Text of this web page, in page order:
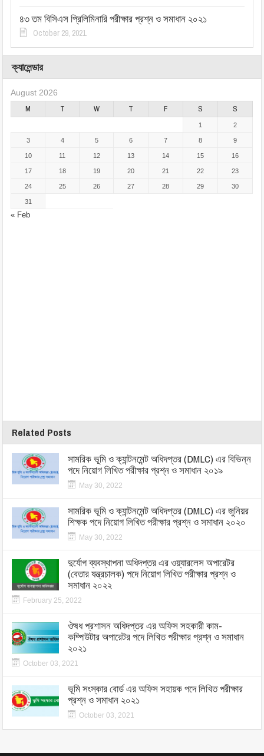
৪৩ তম বিসিএস প্রিলিমিনারি পরীক্ষার প্রশ্ন ও সমাধান ২০২১
October 29, 2021
ক্যালেন্ডার
August 2026
M T W T F S S
« Feb
1 2
3 4 5 6 7 8 9
10 11 12 13 14 15 16
17 18 19 20 21 22 23
24 25 26 27 28 29 30
31
Related Posts
সামরিক ভূমি ও ক্যান্টনমেন্ট অধিদপ্তর (DMLC) এর বিভিন্ন
পদে নিয়োগ লিখিত পরীক্ষার প্রশ্ন ও সমাধান ২০১৯
May 30, 2022
সামরিক ভূমি ও ক্যান্টনমেন্ট অধিদপ্তর (DMLC) এর জুনিয়র
শিক্ষক পদে নিয়োগ লিখিত পরীক্ষার প্রশ্ন ও সমাধান ২০২০
May 30, 2022
দুর্যোগ ব্যবস্থাপনা অধিদপ্তর এর ওয়্যারলেস অপারেটর
(বেতার যন্ত্রচালক) পদে নিয়োগ লিখিত পরীক্ষার প্রশ্ন ও
সমাধান ২০২২
February 25, 2022
ঔষধ প্রশাসন অধিদপ্তর এর অফিস সহকারী কাম-
কম্পিউটার অপারেটর পদে লিখিত পরীক্ষার প্রশ্ন ও সমাধান
২০২১
October 03, 2021
ভূমি সংস্কার বোর্ড এর অফিস সহায়ক পদে লিখিত পরীক্ষার
প্রশ্ন ও সমাধান ২০২১
October 03, 2021